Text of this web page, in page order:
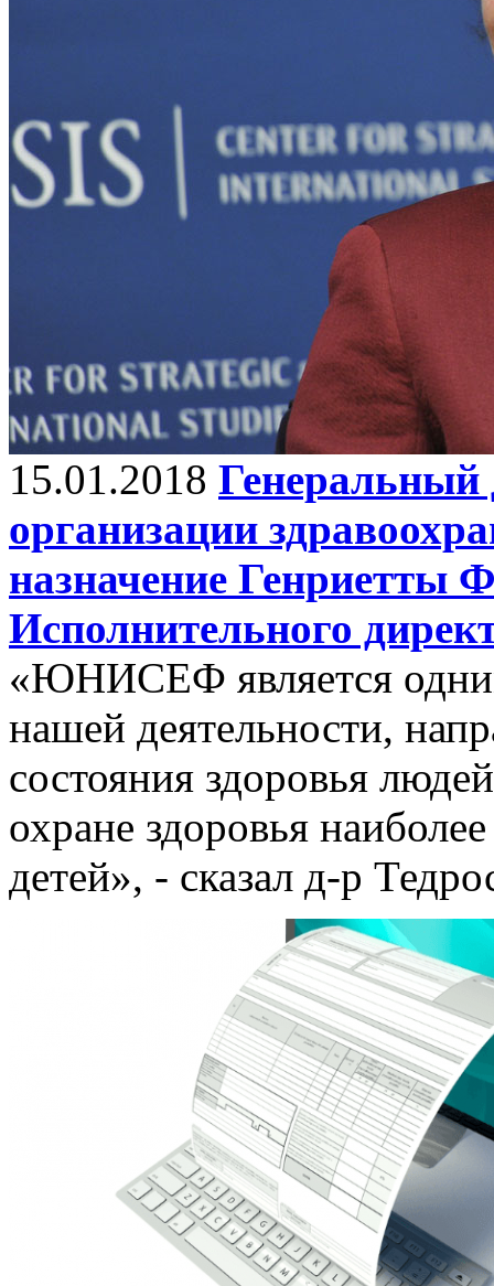
15.01.2018 Генеральный
организации
назначение Генриетты
Исполнительного
«ЮНИСЕФ является
нашей деятельности,
состояния здоровья
охране здоровья
детей», - сказал д-р